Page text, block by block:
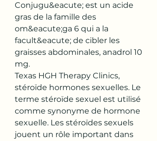
Conjugu&eacute; est un acide
gras de la famille des
om&eacute;ga 6 qui a la
facult&eacute; de cibler les
graisses abdominales, anadrol 10
mg.
Texas HGH Therapy Clinics,
stéroïde hormones sexuelles. Le
terme stéroïde sexuel est utilisé
comme synonyme de hormone
sexuelle. Les stéroïdes sexuels
jouent un rôle important dans